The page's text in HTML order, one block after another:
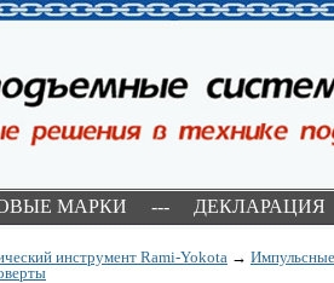
МАРКИ --- ДЕКЛАРАЦИЯ
инструмент Rami-Yokota →